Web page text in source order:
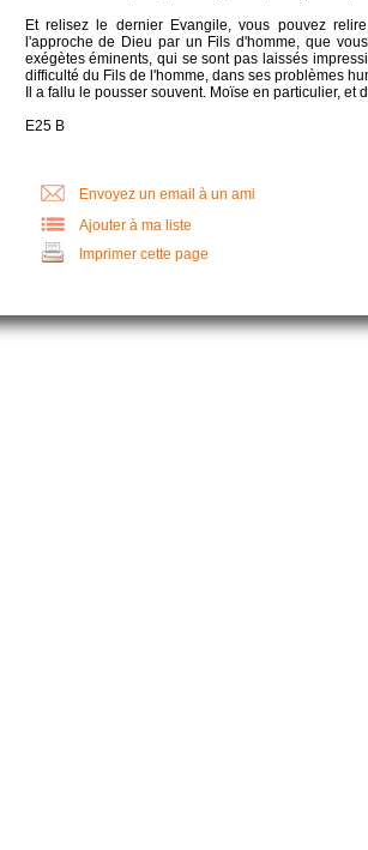
Et relisez le dernier Evangile, vous pouvez
l'approche de Dieu par un Fils d'homme, que
exégètes éminents, qui se sont pas laissés
difficulté du Fils de l'homme, dans ses problèmes
Il a fallu le pousser souvent. Moïse en particulier, et
E25 B
Envoyez un email à un ami
Ajouter à ma liste
Imprimer cette page